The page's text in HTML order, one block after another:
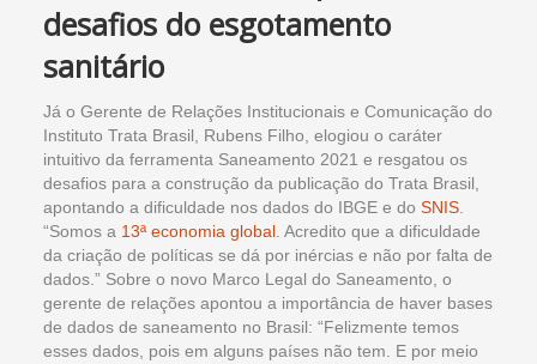
desafios do esgotamento
sanitário
Já o Gerente de Relações Institucionais e Comunicação do
Instituto Trata Brasil, Rubens Filho, elogiou o caráter
intuitivo da ferramenta Saneamento 2021 e resgatou os
desafios para a construção da publicação do Trata Brasil,
apontando a dificuldade nos dados do IBGE e do SNIS.
“Somos a 13ª economia global. Acredito que a dificuldade
da criação de políticas se dá por inércias e não por falta de
dados.” Sobre o novo Marco Legal do Saneamento, o
gerente de relações apontou a importância de haver bases
de dados de saneamento no Brasil: “Felizmente temos
esses dados, pois em alguns países não tem. E por meio